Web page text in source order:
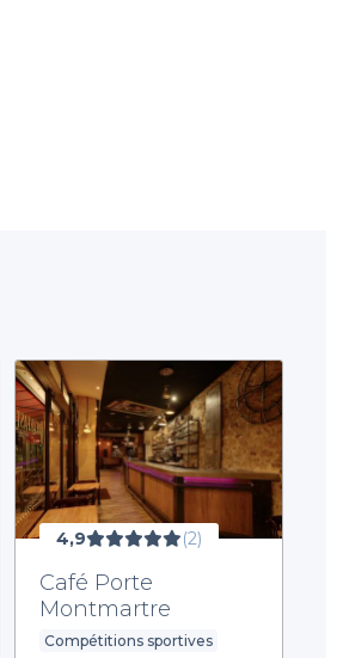
4,9 (2)
Café Porte
Montmartre
Compétitions sportives